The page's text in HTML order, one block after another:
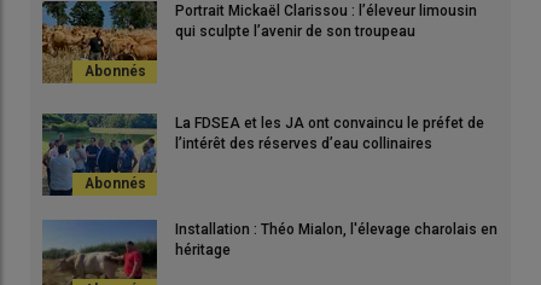
Portrait Mickaël Clarissou : l’éleveur limousin
qui sculpte l’avenir de son troupeau
La FDSEA et les JA ont convaincu le préfet de
l’intérêt des réserves d’eau collinaires
Installation : Théo Mialon, l'élevage charolais en
héritage